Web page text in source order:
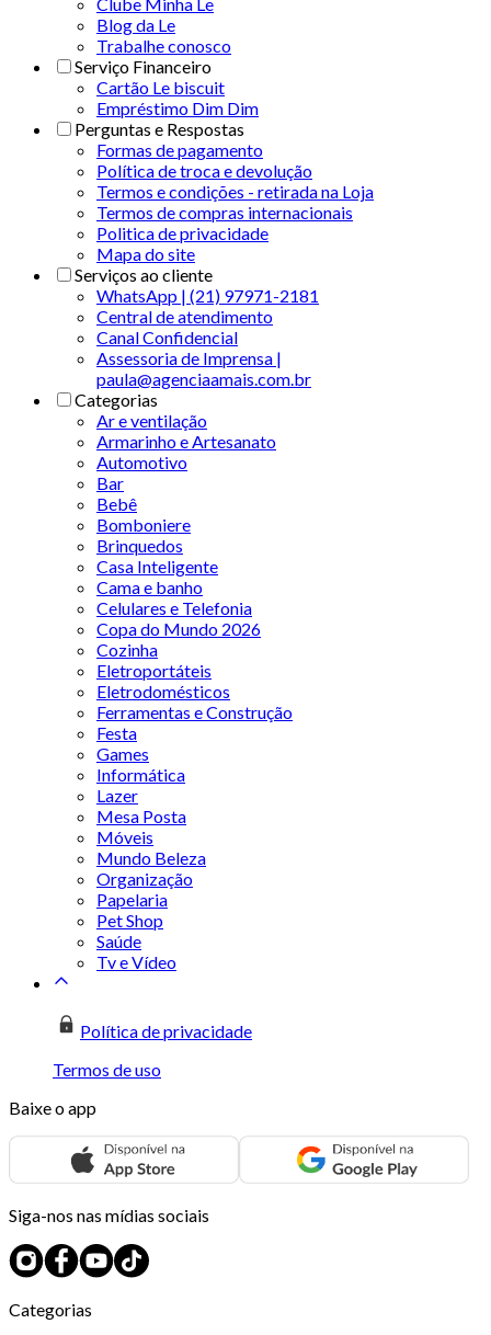
Blog da Le
Trabalhe conosco
Serviço Financeiro
Cartão Le biscuit
Empréstimo Dim Dim
Perguntas e Respostas
Formas de pagamento
Política de troca e devolução
Termos e condições - retirada na Loja
Termos de compras internacionais
Politica de privacidade
Mapa do site
Serviços ao cliente
WhatsApp | (21) 97971-2181
Central de atendimento
Canal Confidencial
Assessoria de Imprensa |
paula@agenciaamais.com.br
Categorias
Ar e ventilação
Armarinho e Artesanato
Automotivo
Bar
Bebê
Bomboniere
Brinquedos
Casa Inteligente
Cama e banho
Celulares e Telefonia
Copa do Mundo 2026
Cozinha
Eletroportáteis
Eletrodomésticos
Ferramentas e Construção
Festa
Games
Informática
Lazer
Mesa Posta
Móveis
Mundo Beleza
Organização
Papelaria
Pet Shop
Saúde
Tv e Vídeo
Política de privacidade
Termos de uso
Baixe o app
Siga-nos nas mídias sociais
Categorias